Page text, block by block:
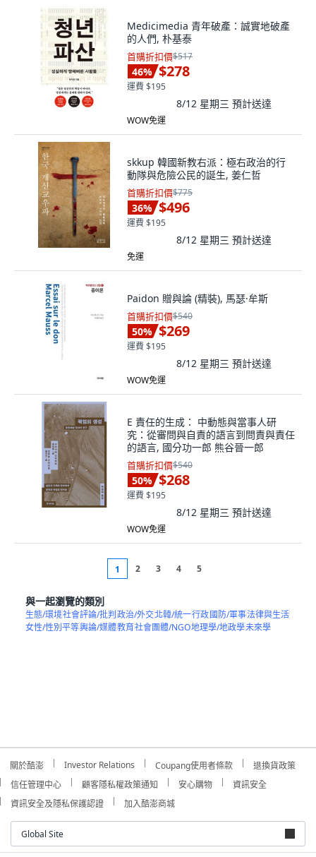
Medicimedia 青年破產：誠實地破產
的人們, 朴基泰
首購折扣價$517
46% $278
運費 $195
8/12 星期三 預計送達
WOW免運
skkup 韓國新教右派：極右政治的行
動隊與危險公民的誕生, 姜仁哲
首購折扣價$775
36% $496
運費 $195
8/12 星期三 預計送達
免運
Paidon 贈與論 (精裝), 馬瑟·牟斯
首購折扣價$540
50% $269
運費 $195
8/12 星期三 預計送達
WOW免運
E 責任的生成： 中動態與當事人研
究：從審問與自責的語言到問責與責任
的語言, 國分功一郎 熊谷晉一郎
首購折扣價$540
50% $268
運費 $195
8/12 星期三 預計送達
WOW免運
1 2 3 4 5
與一起瀏覽的類別
生態/環境社會評論/批判政治/外交北韓/統一行政國防/軍事法律與生活
女性/性別平等輿論/媒體教育社會團體/NGO地理學/地政學未來學
關於酷澎 Investor Relations Coupang使用者條款
退換貨政策
信任管理中心
顧客隱私權政策通知 安心購物
資訊安全
資訊安全及隱私保護認證
加入酷澎商城
Global Site